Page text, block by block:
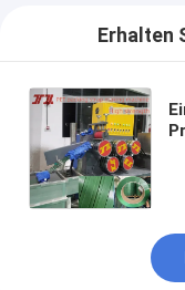
Erhalten